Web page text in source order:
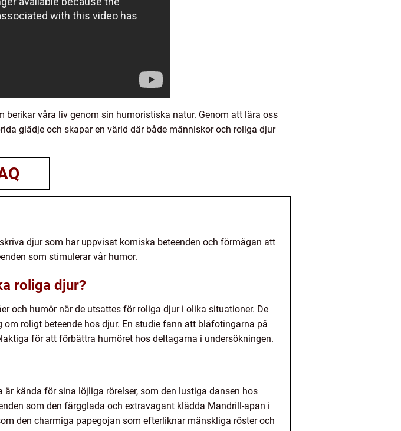
våra liv genom sin humoristiska natur. Genom att lära oss
glädje och skapar en värld där både människor och roliga djur
djur som har uppvisat komiska beteenden och förmågan att
som stimulerar vår humor.
roliga djur?
och humör när de utsattes för roliga djur i olika situationer. De
roligt beteende hos djur. En studie fann att blåfotingarna på
för att förbättra humöret hos deltagarna i undersökningen.
kända för sina löjliga rörelser, som den lustiga dansen hos
som den färgglada och extravagant klädda Mandrill-apan i
den charmiga papegojan som efterliknar mänskliga röster och